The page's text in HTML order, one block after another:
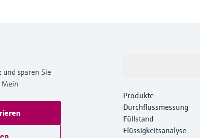
sparen Sie
Produkte
Durchflussmessung
Füllstand
Flüssigkeitsanalyse